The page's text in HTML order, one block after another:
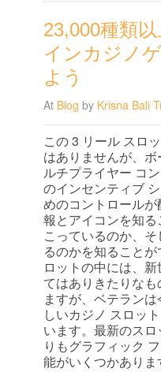
23,000種類
インカジノ
よう
At Blog by Krisna Bali
この 3 リール スロ
はありませんが、
ルチプライヤー コ
のインセンティブ
めのコントロール
報とアイコンを知
こっているのか、
るのかを知ること
ロットの中には、
てはありきたりな
ますが、ベテラン
しいカジノ スロッ
います。最新のス
りもグラフィック
能がいくつかあり